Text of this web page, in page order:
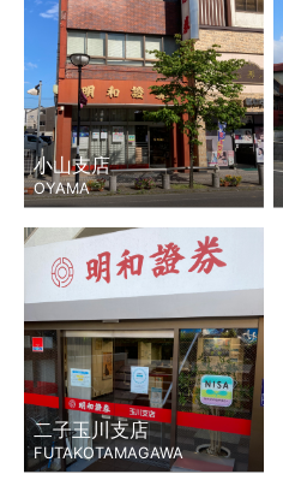
小山支店
OYAMA
二子玉川支店
FUTAKOTAMAGAWA